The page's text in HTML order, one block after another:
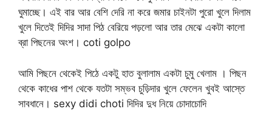
ঘুমাচ্ছে। এই বার আর বেশি দেরি না করে জমার চাইনটা পুরো খুলে দিলাম
খুলে দিতেই দিদির সাদা পিঠ বেরিয়ে পড়লো আর তার মেঝে একটা কালো
ব্রা পিছনের অংশ। coti golpo
আমি পিছনে থেকেই পিঠে একটু হাত বুলালাম একটা চুমু খেলাম । পিছন
থেকে কাধের পাশ থেকে যতটা সম্ভব চুড়িদার খুলে ফেলেন খুবই আস্তে
সাবধানে। sexy didi choti দিদির দুধ নিয়ে চোদাচোদি